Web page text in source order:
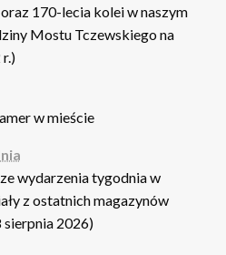
170-lecia kolei w naszym
Mostu Tczewskiego na
w mieście
wydarzenia tygodnia w
z ostatnich magazynów
sierpnia 2026)